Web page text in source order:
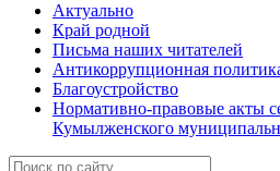
Актуально
Край родной
Письма наших читателей
Антикоррупционная
Благоустройство
Нормативно-правовые акты
Кумылженского